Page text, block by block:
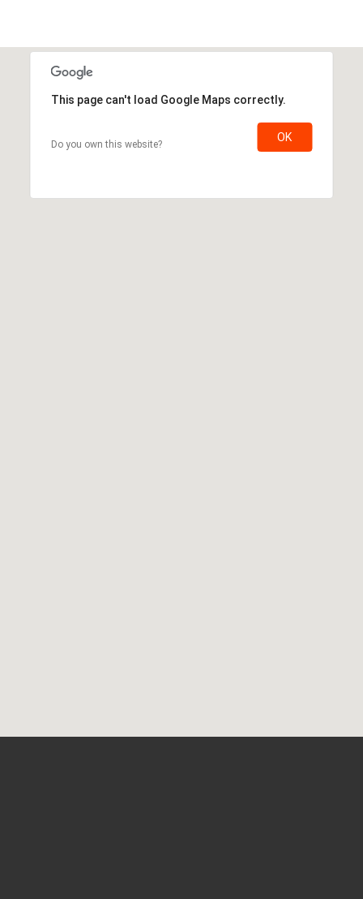
This page can't load Google Maps correctly.
Do you own this website?
OK